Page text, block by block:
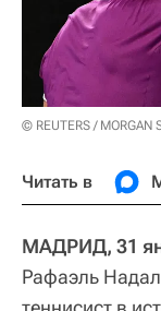
© REUTERS / MORGAN
Читать в
МАДРИД, 31
Рафаэль